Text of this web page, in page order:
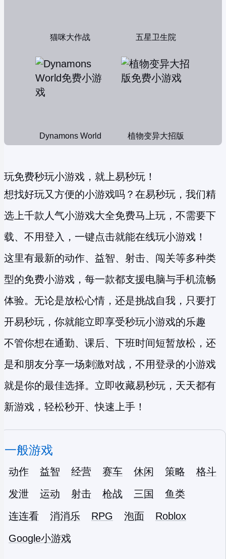
猫咪大作战 五星卫生院
Dynamons World 植物变异大招版
玩免费秒玩小游戏，就上易秒玩！
想找好玩又方便的小游戏吗？在易秒玩，我们精
选上千款人气小游戏大全免费马上玩，不需要下
载、不用登入，一键点击就能在线玩小游戏！
这里有最新的动作、益智、射击、闯关等多种类
型的免费小游戏 ，每一款都支援电脑与手机流畅
体验。无论是放松心情，还是挑战自我，只要打
开易秒玩，你就能立即享受秒玩小游戏的乐趣
不管你想在通勤、课后、下班时间短暂放松，还
是和朋友分享一场刺激对战，不用登录的小游戏
就是你的最佳选择。立即收藏易秒玩，天天都有
新游戏，轻松秒开、快速上手！
一般游戏
动作 益智 经营 赛车 休闲 策略
格斗
发泄
运动 射击 枪战 三国
鱼类
连连看
消消乐 RPG 泡面
Roblox
Google小游戏